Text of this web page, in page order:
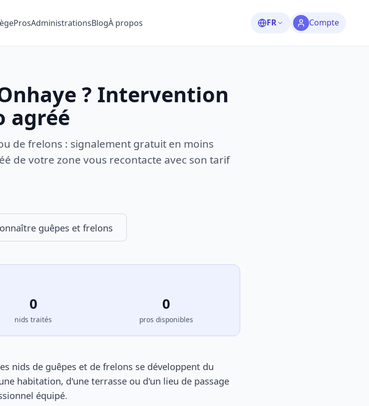
ProsAdministrationsBlogÀ propos FR Compte
? Intervention
agréé
de frelons : signalement gratuit en moins
de votre zone vous recontacte avec son tarif
guêpes et frelons
0
nids traités
0
pros disponibles
nids de guêpes et de frelons se développent du
habitation, d'une terrasse ou d'un lieu de passage
équipé.